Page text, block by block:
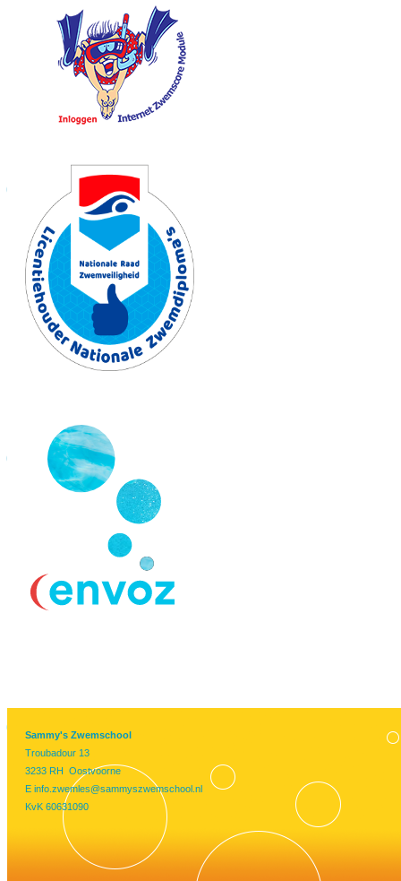
Sammy's Zwemschool
Troubadour 13
3233 RH Oostvoorne
E info.zwemles@sammyszwemschool.nl
KvK 60631090